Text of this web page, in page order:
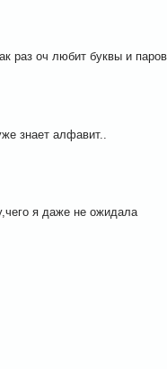
раз оч любит буквы и
знает алфавит..
я даже не ожидала